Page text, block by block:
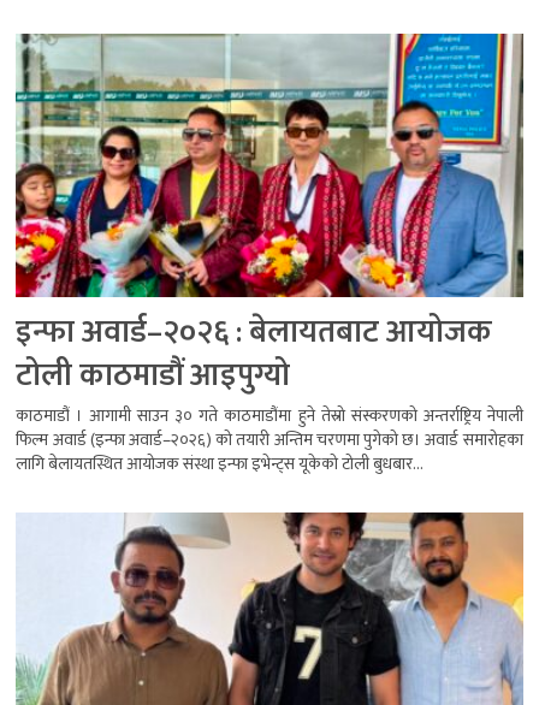
इन्फा अवार्ड–२०२६ : बेलायतबाट आयोजक
टोली काठमाडौं आइपुग्यो
काठमाडौं । आगामी साउन ३० गते काठमाडौंमा हुने तेस्रो संस्करणको अन्तर्राष्ट्रिय नेपाली
फिल्म अवार्ड (इन्फा अवार्ड–२०२६) को तयारी अन्तिम चरणमा पुगेको छ। अवार्ड समारोहका
लागि बेलायतस्थित आयोजक संस्था इन्फा इभेन्ट्स यूकेको टोली बुधबार...